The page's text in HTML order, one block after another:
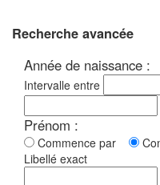
Recherche avancée
Année de naissance :
Intervalle entre
Prénom :
Commence par
Libellé exact